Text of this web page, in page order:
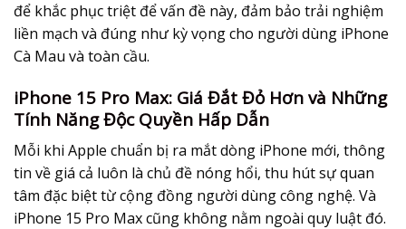
để khắc phục triệt để vấn đề này, đảm bảo trải nghiệm
liền mạch và đúng như kỳ vọng cho người dùng iPhone
Cà Mau và toàn cầu.
iPhone 15 Pro Max: Giá Đắt Đỏ Hơn và Những
Tính Năng Độc Quyền Hấp Dẫn
Mỗi khi Apple chuẩn bị ra mắt dòng iPhone mới, thông
tin về giá cả luôn là chủ đề nóng hổi, thu hút sự quan
tâm đặc biệt từ cộng đồng người dùng công nghệ. Và
iPhone 15 Pro Max cũng không nằm ngoài quy luật đó.